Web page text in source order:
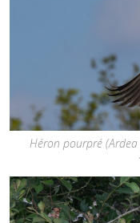
Héron pourpré